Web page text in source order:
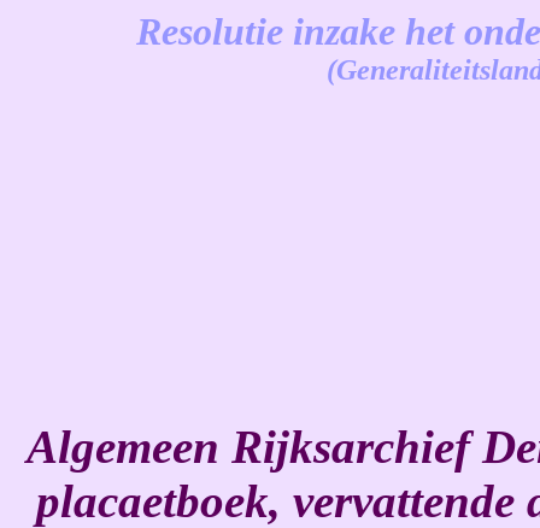
Resolutie inzake het
Algemeen Rijksarchief
placaetboek,